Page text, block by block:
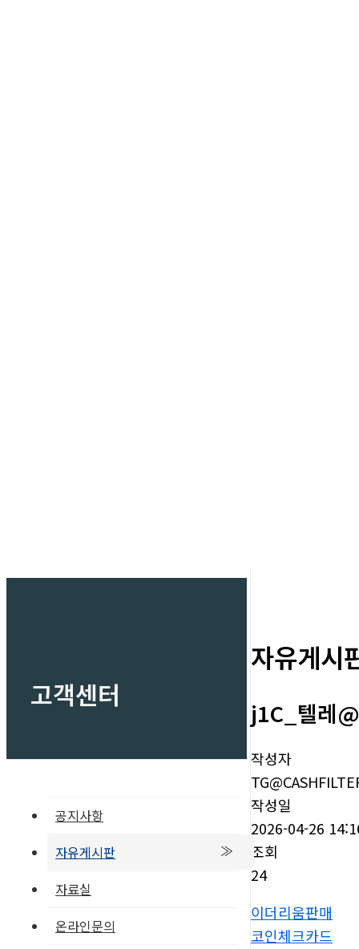
고객센터
공지사항
자유게시판
자료실
온라인문의
자유게시
j1C_텔레
작성자
작성일
2026-04-26
조회
24
이더리움판매
코인체크카드